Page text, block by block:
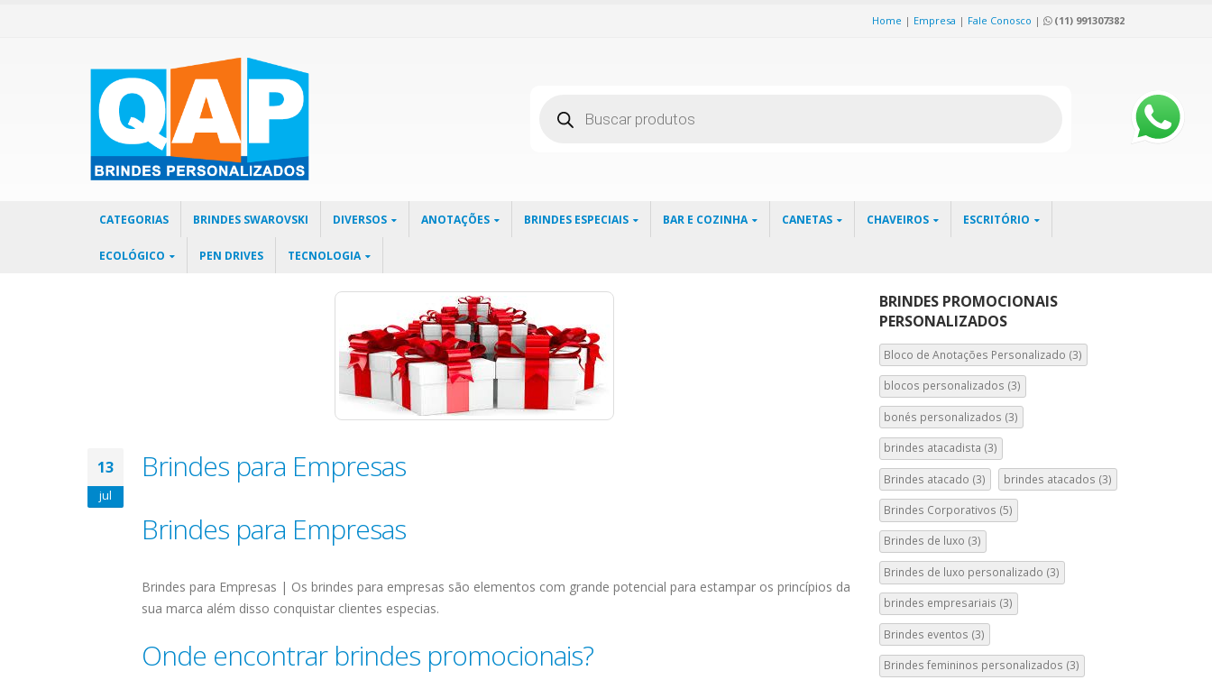
Home | Empresa | Fale Conosco | (11) 991307382
produtos
CATEGORIAS BRINDES SWAROVSKI DIVERSOS ANOTAÇÕES BRINDES ESPECIAIS BAR E COZINHA CANETAS CHAVEIROS ESCRITÓRIO
ECOLÓGICO PEN DRIVES TECNOLOGIA
13
jul
Brindes para Empresas
Brindes para Empresas
Brindes para Empresas | Os brindes para empresas são elementos com grande potencial para estampar os princípios da
sua marca além disso conquistar clientes especias.
Onde encontrar brindes promocionais?
BRINDES PROMOCIONAIS
PERSONALIZADOS
Bloco de Anotações Personalizado (3)
blocos personalizados (3)
bonés personalizados (3)
brindes atacadista (3)
Brindes atacado (3) brindes atacados (3)
Brindes Corporativos (5)
Brindes de luxo (3)
Brindes de luxo personalizado (3)
brindes empresariais (3)
Brindes eventos (3)
Brindes femininos personalizados (3)